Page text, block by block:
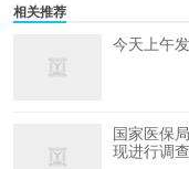
相关推荐
今天上午
国家医保
现进行调查